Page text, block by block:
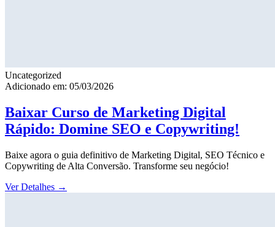
Uncategorized
Adicionado em: 05/03/2026
Baixar Curso de Marketing Digital
Rápido: Domine SEO e Copywriting!
Baixe agora o guia definitivo de Marketing Digital, SEO Técnico e
Copywriting de Alta Conversão. Transforme seu negócio!
Ver Detalhes →